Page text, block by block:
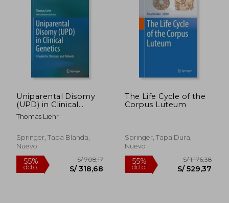
55%
dcto. S/ 123,80
55%
dcto. S/
Uniparental Disomy
(UPD) in Clinical
Genetics: A Guide for
Clinicians and
Thomas Liehr
Springer, Tapa Blanda,
Nuevo
The Life Cycle of the
Corpus Luteum
Springer, Tapa Dura,
Nuevo